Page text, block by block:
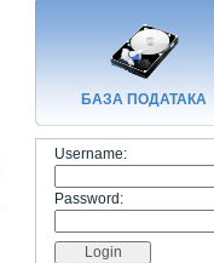
БАЗA ПОДАТАКА
Username:
Password: